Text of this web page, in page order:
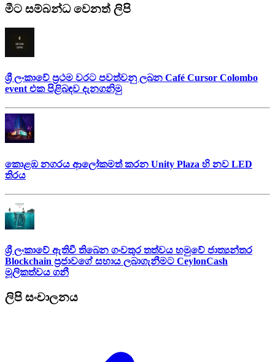
මීට සම්බන්ධ වෙනත් ලිපි
ශ්‍රී ලංකාවේ ප්‍රථම වරට පවත්වනු ලබන Café Cursor Colombo
event එක පිළිබඳව දැනගනිමු
කොළඹ නගරය ආලෝකමත් කරන Unity Plaza හි නව LED
තිරය
ශ්‍රී ලංකාවේ ඇතිවී තිබෙන ගංවතුර තත්වය හමුවේ ජාත්‍යන්තර
Blockchain ප්‍රජාවගේ සහාය ලබාගැනීමට CeylonCash
මූලිකත්වය ග​නී
ලිපි සංචාලනය